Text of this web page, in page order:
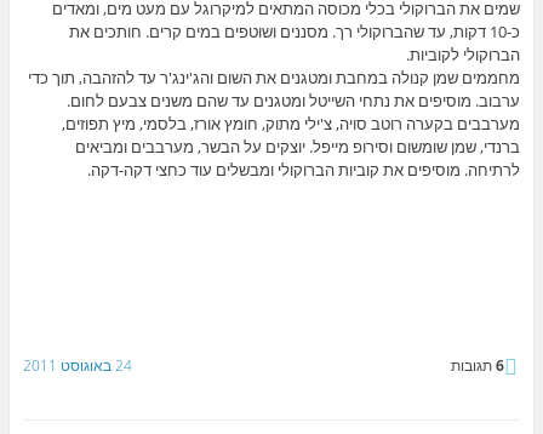
שמים את הברוקולי בכלי מכוסה המתאים למיקרוגל עם מעט מים, ומאדים
כ-10 דקות, עד שהברוקולי רך. מסננים ושוטפים במים קרים. חותכים את
הברוקולי לקוביות.
מחממים שמן קנולה במחבת ומטגנים את השום והג'ינג'ר עד להזהבה, תוך כדי
ערבוב. מוסיפים את נתחי השייטל ומטגנים עד שהם משנים צבעם לחום.
מערבבים בקערה רוטב סויה, צ'ילי מתוק, חומץ אורז, בלסמי, מיץ תפוזים,
ברנדי, שמן שומשום וסירופ מייפל. יוצקים על הבשר, מערבבים ומביאים
לרתיחה. מוסיפים את קוביות הברוקולי ומבשלים עוד כחצי דקה-דקה.
24 באוגוסט 2011 6תגובות